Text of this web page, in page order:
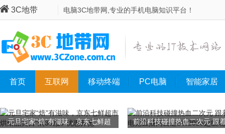
3C地带 电脑3C地带网,专业的手机电脑知识平台！
首页 互联网 移动终端 PC电脑 智能家居
元旦宅家“焙”有滋味，京东七鲜超
前沿科技碰撞热血二次元 跟